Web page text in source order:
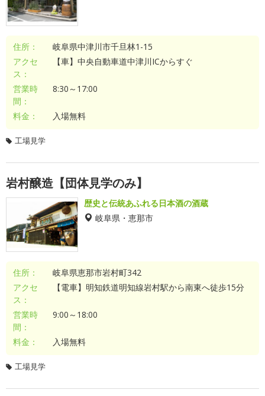
住所：
岐阜県中津川市千旦林1-15
アクセ
ス：
【車】中央自動車道中津川ICからすぐ
営業時
間：
8:30～17:00
料金： 入場無料
工場見学
岩村醸造【団体見学のみ】
歴史と伝統あふれる日本酒の酒蔵
岐阜県・恵那市
住所：
岐阜県恵那市岩村町342
アクセ
ス：
【電車】明知鉄道明知線岩村駅から南東へ徒歩15分
営業時
間：
9:00～18:00
料金： 入場無料
工場見学